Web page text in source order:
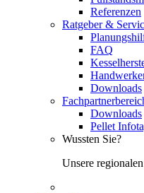
Referenzen
Ratgeber &
FAQ
Downloads
Downloads
Pellet
Wussten Sie?
Unsere